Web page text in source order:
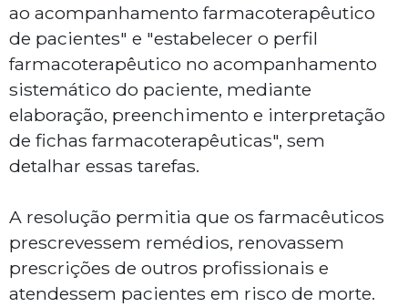
ao acompanhamento farmacoterapêutico
de pacientes" e "estabelecer o perfil
farmacoterapêutico no acompanhamento
sistemático do paciente, mediante
elaboração, preenchimento e interpretação
de fichas farmacoterapêuticas", sem
detalhar essas tarefas.
A resolução permitia que os farmacêuticos
prescrevessem remédios, renovassem
prescrições de outros profissionais e
atendessem pacientes em risco de morte.